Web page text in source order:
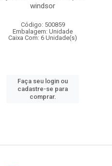
windsor
Código: 500859
Embalagem: Unidade
Caixa Com: 6 Unidade(s)
Faça seu login ou
cadastre-se para
comprar.